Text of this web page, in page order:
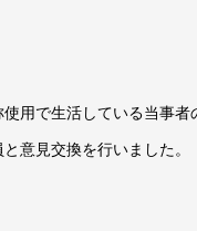
用で生活している当事者
意見交換を行いました。